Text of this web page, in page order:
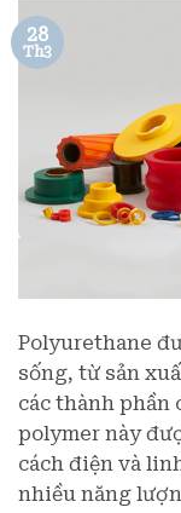
28
Th3
Polyurethane
sống, từ sản
các thành phần
polymer này
cách điện và
nhiều năng